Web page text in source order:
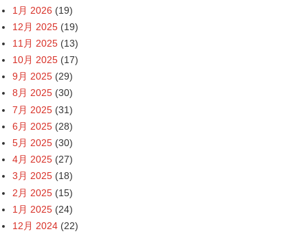
1月 2026 (19)
12月 2025 (19)
11月 2025 (13)
10月 2025 (17)
9月 2025 (29)
8月 2025 (30)
7月 2025 (31)
6月 2025 (28)
5月 2025 (30)
4月 2025 (27)
3月 2025 (18)
2月 2025 (15)
1月 2025 (24)
12月 2024 (22)